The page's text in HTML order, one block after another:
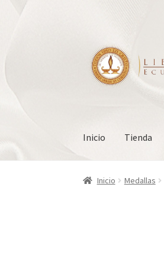
navegación
contenido
Inicio Tienda
Inicio Tienda Carrito
Inicio Medallas